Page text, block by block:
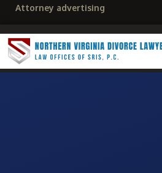
Attorney advertising